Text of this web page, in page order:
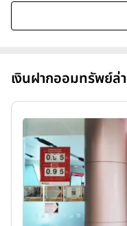
เงินฝากออมทรัพย์ล่